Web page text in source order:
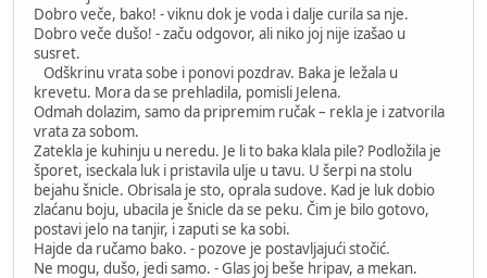
Dobro veče, bako! - viknu dok je voda i dalje curila sa nje.
Dobro veče dušo! - začu odgovor, ali niko joj nije izašao u
susret.
Odškrinu vrata sobe i ponovi pozdrav. Baka je ležala u
krevetu. Mora da se prehladila, pomisli Jelena.
Odmah dolazim, samo da pripremim ručak – rekla je i zatvorila
vrata za sobom.
Zatekla je kuhinju u neredu. Je li to baka klala pile? Podložila je
šporet, iseckala luk i pristavila ulje u tavu. U šerpi na stolu
bejahu šnicle. Obrisala je sto, oprala sudove. Kad je luk dobio
zlaćanu boju, ubacila je šnicle da se peku. Čim je bilo gotovo,
postavi jelo na tanjir, i zaputi se ka sobi.
Hajde da ručamo bako. - pozove je postavljajući stočić.
Ne mogu, dušo, jedi samo. - Glas joj beše hripav, a mekan.